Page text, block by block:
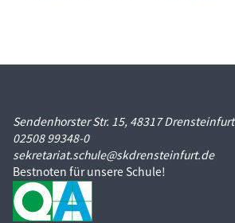
Sendenhorster Str. 15, 48317 Drensteinfurt
02508 99348-0
sekretariat.schule@skdrensteinfurt.de
Bestnoten für unsere Schule!